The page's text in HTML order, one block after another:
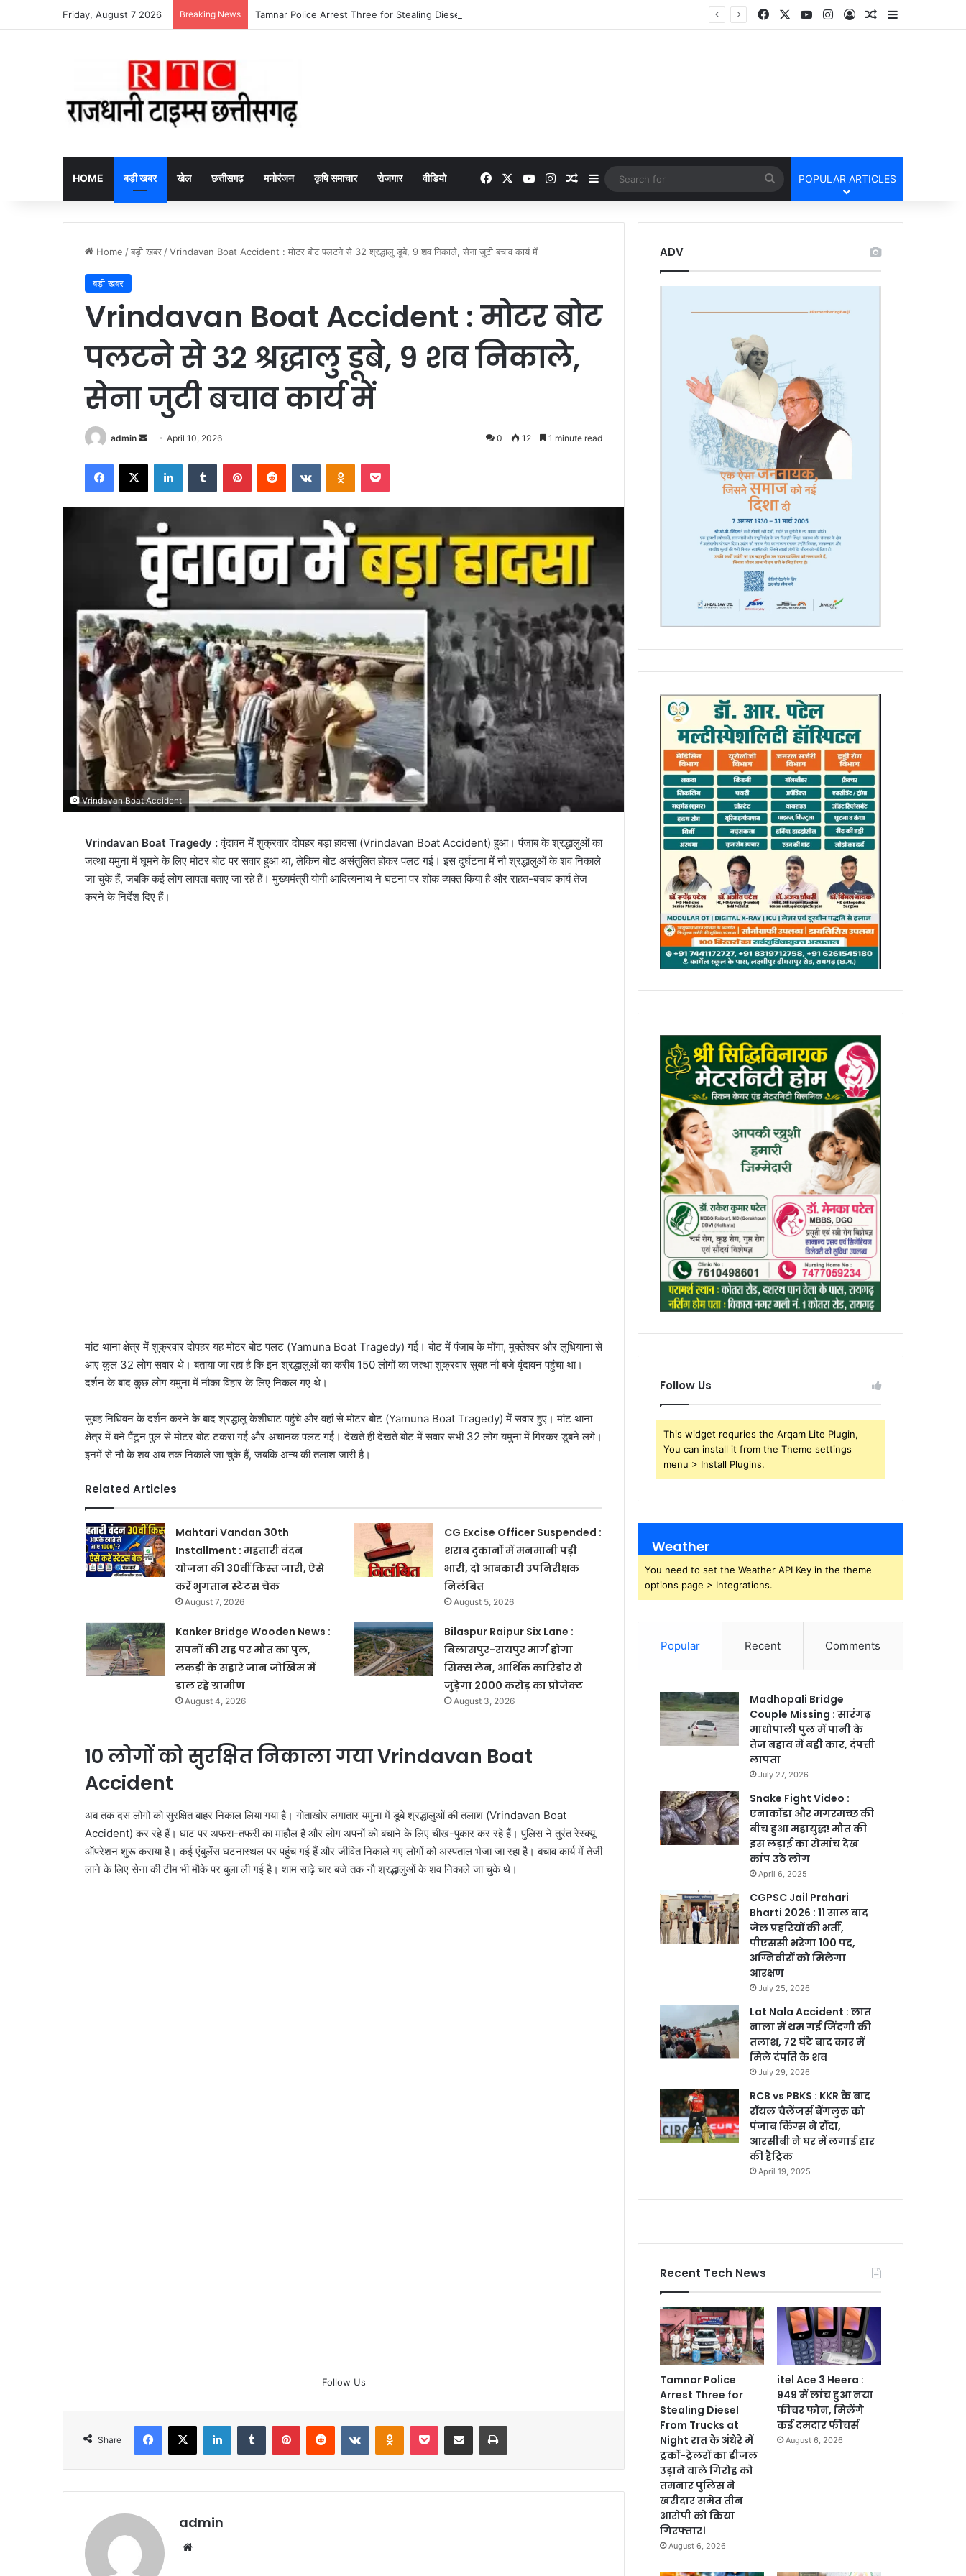
Friday, August 7 2026 Breaking News FacebookYouTubeInstagram
Log InRandom Article
Sidebar
HOME बड़ी खबर खेल छत्तीसगढ़ मनोरंजन कृषि समाचार रोजगार वीडियो FacebookYouTubeInstagramRandom Article
Sidebar
Search
for
POPULAR ARTICLES
Home /बड़ी खबर /Vrindavan Boat Accident : मोटर बोट पलटने से 32 श्रद्धालु डूबे, 9 शव निकाले, सेना जुटी बचाव कार्य में
बड़ी खबर
Vrindavan Boat Accident : मोटर बोट
पलटने से 32 श्रद्धालु डूबे, 9 शव निकाले,
सेना जुटी बचाव कार्य में
admin
Send
email
April 10, 2026 0 12 1 minute read
Facebook
X LinkedInTumblr PinterestReddit VKontakteOdnoklassniki
Pocket
Vrindavan Boat Accident
Vrindavan Boat Tragedy :वृंदावन में शुक्रवार दोपहर बड़ा हादसा (Vrindavan Boat Accident) हुआ। पंजाब के श्रद्धालुओं का
जत्था यमुना में घूमने के लिए मोटर बोट पर सवार हुआ था, लेकिन बोट असंतुलित होकर पलट गई। इस दुर्घटना में नौ श्रद्धालुओं के शव निकाले
जा चुके हैं, जबकि कई लोग लापता बताए जा रहे हैं। मुख्यमंत्री योगी आदित्यनाथ ने घटना पर शोक व्यक्त किया है और राहत-बचाव कार्य तेज
करने के निर्देश दिए हैं।
मांट थाना क्षेत्र में शुक्रवार दोपहर यह मोटर बोट पलट (Yamuna Boat Tragedy) गई। बोट में पंजाब के मोंगा, मुक्तेश्वर और लुधियाना से
आए कुल 32 लोग सवार थे। बताया जा रहा है कि इन श्रद्धालुओं का करीब 150 लोगों का जत्था शुक्रवार सुबह नौ बजे वृंदावन पहुंचा था।
दर्शन के बाद कुछ लोग यमुना में नौका विहार के लिए निकल गए थे।
सुबह निधिवन के दर्शन करने के बाद श्रद्धालु केशीघाट पहुंचे और वहां से मोटर बोट (Yamuna Boat Tragedy) में सवार हुए। मांट थाना
क्षेत्र में बने पैंटून पुल से मोटर बोट टकरा गई और अचानक पलट गई। देखते ही देखते बोट में सवार सभी 32 लोग यमुना में गिरकर डूबने लगे।
इनमें से नौ के शव अब तक निकाले जा चुके हैं, जबकि अन्य की तलाश जारी है।
Related Articles
Mahtari Vandan 30th
Installment : महतारी वंदन
योजना की 30वीं किस्त जारी, ऐसे
करें भुगतान स्टेटस चेक
August 7, 2026
CG Excise Officer Suspended :
शराब दुकानों में मनमानी पड़ी
भारी, दो आबकारी उपनिरीक्षक
निलंबित
August 5, 2026
Kanker Bridge Wooden News :
सपनों की राह पर मौत का पुल,
लकड़ी के सहारे जान जोखिम में
डाल रहे ग्रामीण
August 4, 2026
Bilaspur Raipur Six Lane :
बिलासपुर-रायपुर मार्ग होगा
सिक्स लेन, आर्थिक कारिडोर से
जुड़ेगा 2000 करोड़ का प्रोजेक्ट
August 3, 2026
10 लोगों को सुरक्षित निकाला गया Vrindavan Boat
Accident
अब तक दस लोगों को सुरक्षित बाहर निकाल लिया गया है। गोताखोर लगातार यमुना में डूबे श्रद्धालुओं की तलाश (Vrindavan Boat
Accident) कर रहे हैं। घाट पर अफरा-तफरी का माहौल है और लोग अपनों को बचाने के लिए चीख-पुकार कर रहे हैं। पुलिस ने तुरंत रेस्क्यू
ऑपरेशन शुरू कराया है। कई एंबुलेंस घटनास्थल पर पहुंच गई हैं और जीवित निकाले गए लोगों को अस्पताल भेजा जा रहा है। बचाव कार्य में तेजी
लाने के लिए सेना की टीम भी मौके पर बुला ली गई है। शाम साढ़े चार बजे तक नौ श्रद्धालुओं के शव निकाले जा चुके थे।
Follow Us
Share
Facebook
X LinkedInTumblr PinterestReddit VKontakteOdnoklassniki
Pocket Share via Email Print
admin
ADV
Follow Us
This widget requries the Arqam Lite Plugin,
You can install it from the Theme settings
menu > Install Plugins.
Weather
You need to set the Weather API Key in the theme
options page > Integrations.
Popular Recent Comments
Madhopali Bridge
Couple Missing : सारंगढ़
माधोपाली पुल में पानी के
तेज बहाव में बही कार, दंपत्ती
लापता
July 27, 2026
Snake Fight Video :
एनाकोंडा और मगरमच्छ की
बीच हुआ महायुद्ध! मौत की
इस लड़ाई का रोमांच देख
कांप उठे लोग
April 6, 2025
CGPSC Jail Prahari
Bharti 2026 : 11 साल बाद
जेल प्रहरियों की भर्ती,
पीएससी भरेगा 100 पद,
अग्निवीरों को मिलेगा
आरक्षण
July 25, 2026
Lat Nala Accident : लात
नाला में थम गई जिंदगी की
तलाश, 72 घंटे बाद कार में
मिले दंपति के शव
July 29, 2026
RCB vs PBKS : KKR के बाद
रॉयल चैलेंजर्स बेंगलुरु को
पंजाब किंग्स ने रौंदा,
आरसीबी ने घर में लगाई हार
की हैट्रिक
April 19, 2025
Recent Tech News
Tamnar Police
Arrest Three for
Stealing Diesel
From Trucks at
Night रात के अंधेरे में
ट्रकों-ट्रेलरों का डीजल
उड़ाने वाले गिरोह को
तमनार पुलिस ने
खरीदार समेत तीन
आरोपी को किया
गिरफ्तार।
August 6, 2026
itel Ace 3 Heera :
949 में लांच हुआ नया
फीचर फोन, मिलेंगे
कई दमदार फीचर्स
August 6, 2026